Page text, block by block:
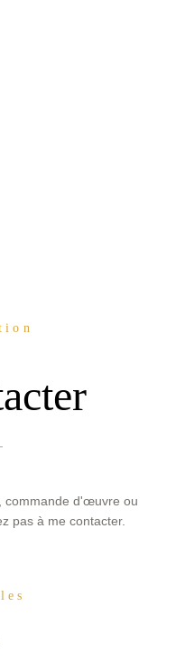
commande d'œuvre ou
pas à me contacter.